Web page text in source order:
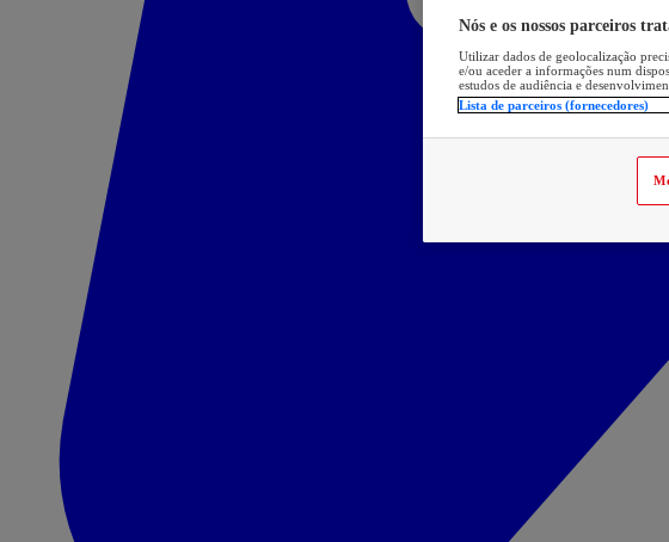
Nós e os nossos parceiros
Utilizar dados de geolocalização
e/ou aceder a informações num
estudos de audiência e
Lista de parceiros (fornecedores)